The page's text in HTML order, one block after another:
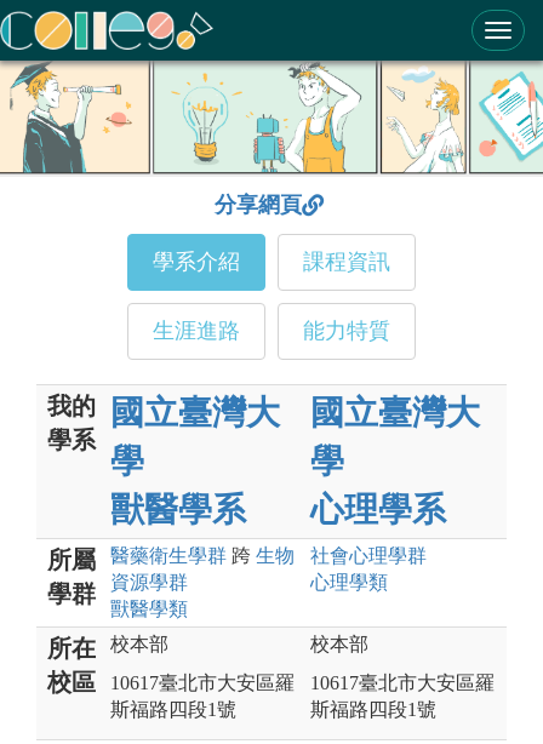
ColleGo! 大學選才與高中育才輔助系統
分享網頁
學系介紹 課程資訊
生涯進路 能力特質
我的
學系
國立臺灣大
學
獸醫學系
國立臺灣大
學
心理學系
所屬
學群
醫藥衛生學群 跨 生物
資源學群
獸醫學類
社會心理學群
心理學類
所在
校區
校本部
10617臺北市大安區羅
斯福路四段1號
校本部
10617臺北市大安區羅
斯福路四段1號